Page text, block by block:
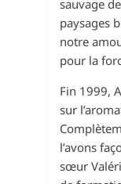
sauvage
paysages
notre
pour la
Fin 1999,
sur
l’avons
sœur